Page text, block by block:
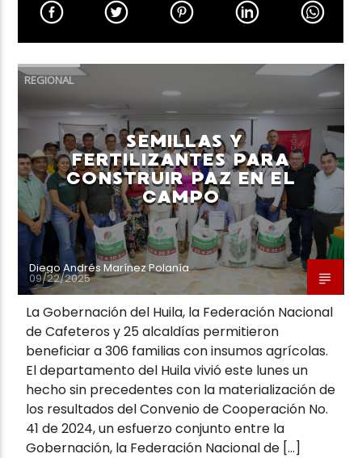
TÍTULO
Neiva Estereo
REGIONAL
SEMILLAS Y
FERTILIZANTES PARA
CONSTRUIR PAZ EN EL
CAMPO
Diego Andrés Marínez Polanía
09/22/2025
La Gobernación del Huila, la Federación Nacional
de Cafeteros y 25 alcaldías permitieron
beneficiar a 306 familias con insumos agrícolas.
El departamento del Huila vivió este lunes un
hecho sin precedentes con la materialización de
los resultados del Convenio de Cooperación No.
41 de 2024, un esfuerzo conjunto entre la
Gobernación, la Federación Nacional de […]